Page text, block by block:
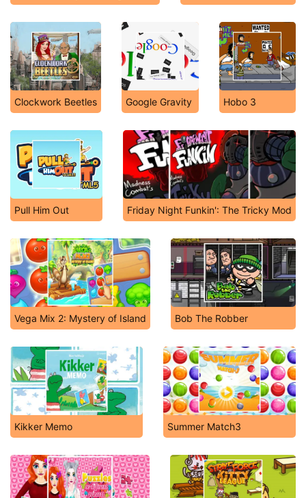
Clockwork Beetles Google Gravity Hobo 3
Pull Him Out Friday Night Funkin': The Tricky Mod
Vega Mix 2: Mystery of Island Bob The Robber
Kikker Memo Summer Match3